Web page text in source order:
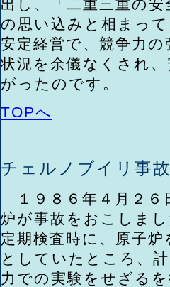
出し、「二重三重の
の思い込みと相まっ
安定経営で、競争力
状況を余儀なくされ
がったのです。
TOPへ
チェルノブイリ事
１９８６年４月２６
炉が事故をおこしま
定期検査時に、原子
としていたところ、
力での実験をせざる